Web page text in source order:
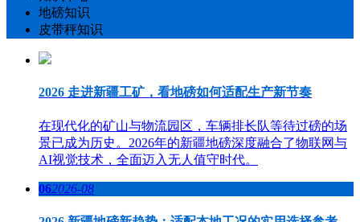
地磅知识
皮带秤知识
2026 走进新疆工矿，看地磅如何适配生产新节奏
在现代化的矿山与物流园区，车辆排长队等待过磅的场
景已成为历史。2026年的新疆地磅深度融合了物联网与
AI视觉技术，全面迈入无人值守时代。
062026-08